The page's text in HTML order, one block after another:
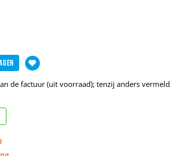
de factuur (uit voorraad); tenzij anders vermeld